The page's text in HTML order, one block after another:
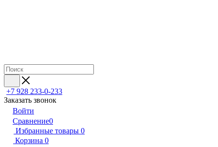
+7 928 233-0-233
Заказать звонок
Войти
Сравнение0
Избранные товары 0
Корзина 0